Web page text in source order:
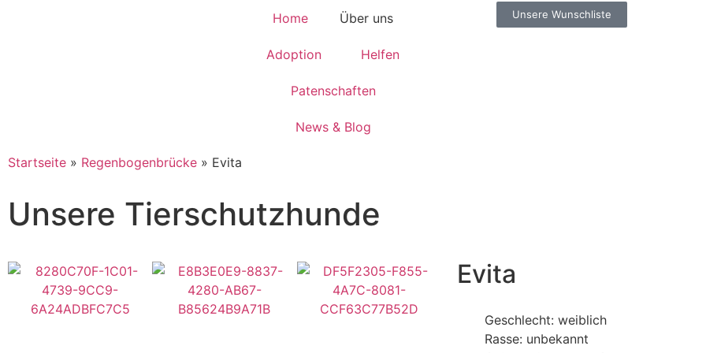
Home Über uns
Adoption Helfen
Patenschaften
News & Blog
Unsere Wunschliste
Startseite » Regenbogenbrücke » Evita
Unsere Tierschutzhunde
Evita
Geschlecht: weiblich
Rasse: unbekannt